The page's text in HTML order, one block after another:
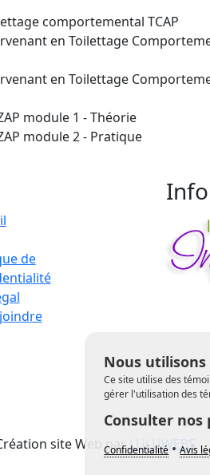
comportemental TCAP
en Toilettage
en Toilettage
module 1 - Théorie
module 2 - Pratique
de
site Web parLULUWEBS
Nous utilisons
Ce site utilise des
gérer l'utilisation des
Consulter nos
Confidentialité•Avis